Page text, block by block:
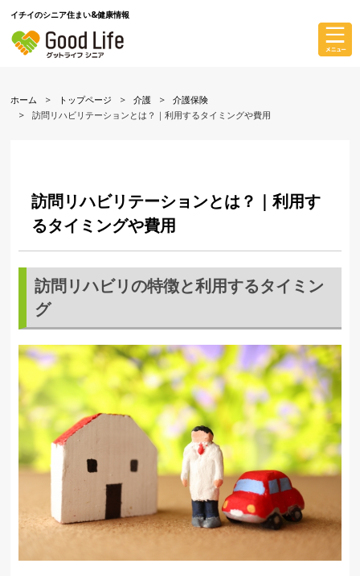
イチイのシニア住まい&健康情報
ホーム トップページ 介護
介護保険
訪問リハビリテーションとは？｜利用するタイミングや費用
訪問リハビリテーションとは？｜利用す
るタイミングや費用
訪問リハビリの特徴と利用するタイミン
グ